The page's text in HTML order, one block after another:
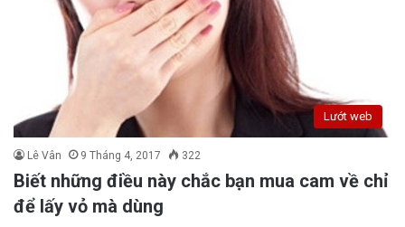
Lướt web
Lê Vân 9 Tháng 4, 2017 322
Biết những điều này chắc bạn mua cam về chỉ
để lấy vỏ mà dùng